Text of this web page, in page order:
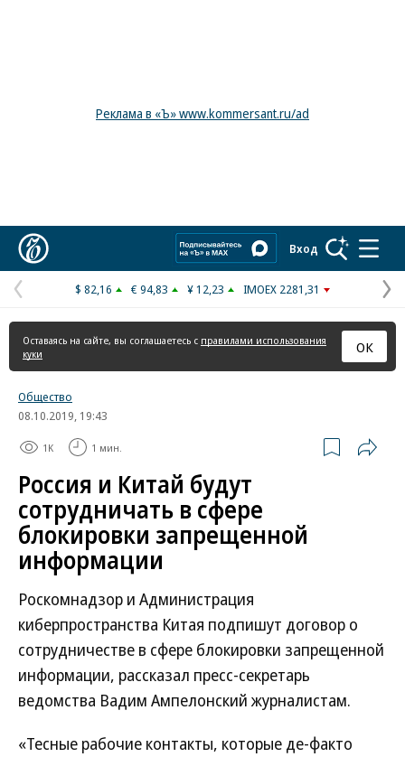
Реклама в «Ъ» www.kommersant.ru/ad
Вход
Предыдущая
страница
$ 82,16 € 94,83 ¥ 12,23 IMOEX 2281,31
Оставаясь на сайте, вы соглашаетесь с правилами использования
куки
ОК
Общество
08.10.2019, 19:43
1K 1 мин.
Россия и Китай будут
сотрудничать в сфере
блокировки запрещенной
информации
Роскомнадзор и Администрация
киберпространства Китая подпишут договор о
сотрудничестве в сфере блокировки запрещенной
информации, рассказал пресс-секретарь
ведомства Вадим Ампелонский журналистам.
«Тесные рабочие контакты, которые де-факто